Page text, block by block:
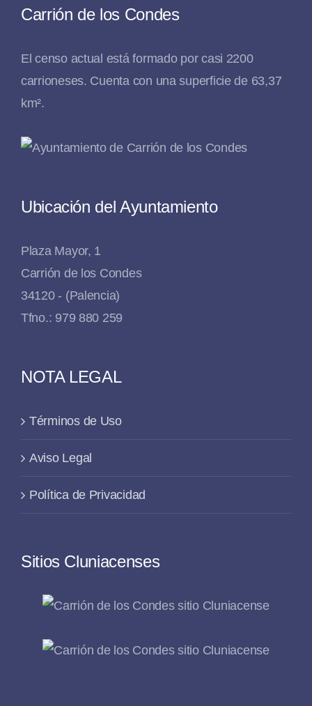
Carrión de los Condes
El censo actual está formado por casi 2200
carrioneses. Cuenta con una superficie de 63,37
km².
Ubicación del Ayuntamiento
Plaza Mayor, 1
Carrión de los Condes
34120 - (Palencia)
Tfno.: 979 880 259
NOTA LEGAL
Términos de Uso
Aviso Legal
Política de Privacidad
Sitios Cluniacenses